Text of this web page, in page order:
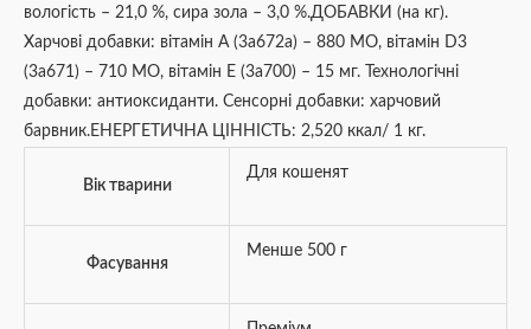
вологість – 21,0 %, сира зола – 3,0 %.ДОБАВКИ (на кг).
Харчові добавки: вітамін А (3а672а) – 880 МО, вітамін D3
(3а671) – 710 МО, вітамін Е (3а700) – 15 мг. Технологічні
добавки: антиоксиданти. Сенсорні добавки: харчовий
барвник.ЕНЕРГЕТИЧНА ЦІННІСТЬ: 2,520 ккал/ 1 кг.
Вік тварини
Для кошенят
Фасування
Менше 500 г